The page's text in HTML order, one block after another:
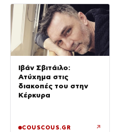
Ιβάν Σβιτάιλο:
Ατύχημα στις
διακοπές του στην
Κέρκυρα
COUSCOUS.GR ↗